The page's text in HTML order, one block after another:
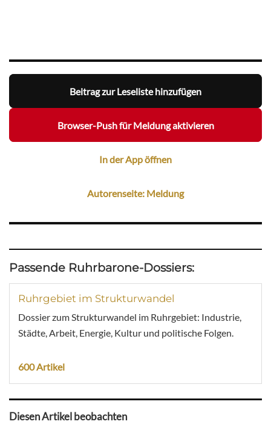
Beitrag zur Leseliste hinzufügen
Browser-Push für Meldung aktivieren
In der App öffnen
Autorenseite: Meldung
Passende Ruhrbarone-Dossiers:
Ruhrgebiet im Strukturwandel
Dossier zum Strukturwandel im Ruhrgebiet: Industrie,
Städte, Arbeit, Energie, Kultur und politische Folgen.
600 Artikel
Diesen Artikel beobachten